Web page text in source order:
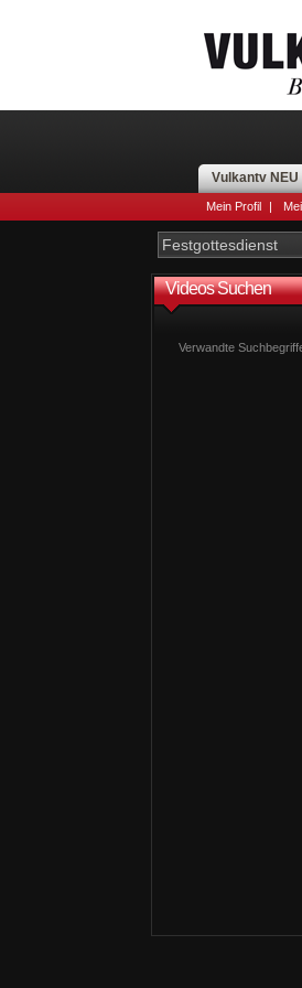
Vulkantv NEU
Mein Profil |
Videos Suchen
Verwandte